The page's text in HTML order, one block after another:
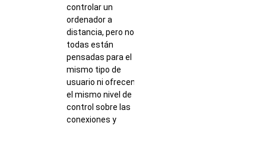
controlar un
ordenador a
distancia, pero no
todas están
pensadas para el
mismo tipo de
usuario ni ofrecen
el mismo nivel de
control sobre las
conexiones y